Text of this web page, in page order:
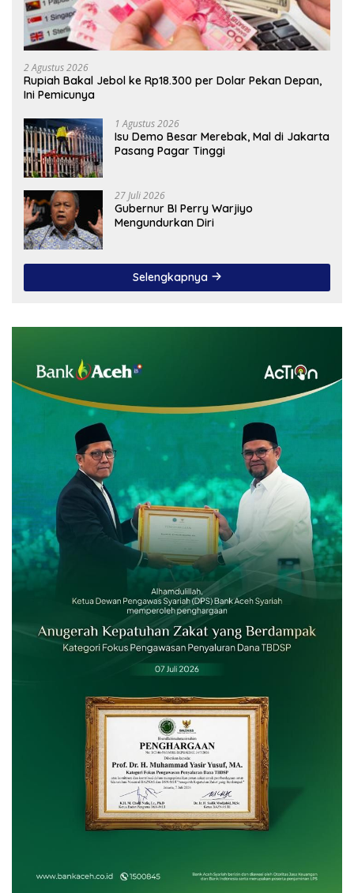
2 Agustus 2026
Rupiah Bakal Jebol ke Rp18.300 per Dolar Pekan Depan,
Ini Pemicunya
1 Agustus 2026
Isu Demo Besar Merebak, Mal di Jakarta
Pasang Pagar Tinggi
27 Juli 2026
Gubernur BI Perry Warjiyo
Mengundurkan Diri
Selengkapnya